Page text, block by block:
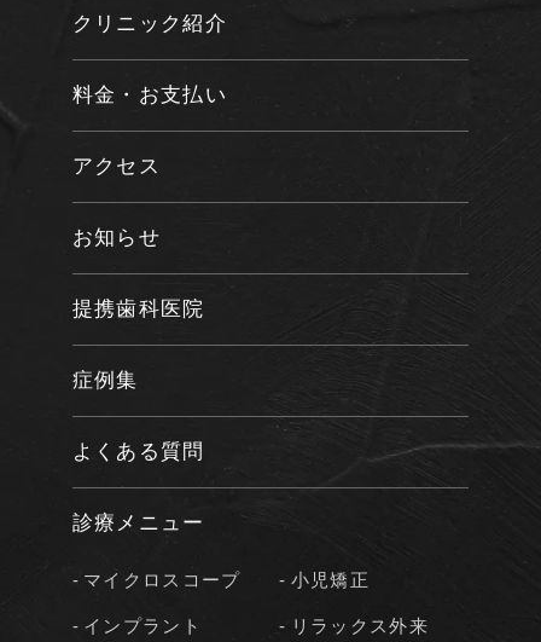
クリニック紹介
料金・お支払い
アクセス
お知らせ
提携歯科医院
症例集
よくある質問
診療メニュー
マイクロスコープ
インプラント
小児矯正
リラックス外来